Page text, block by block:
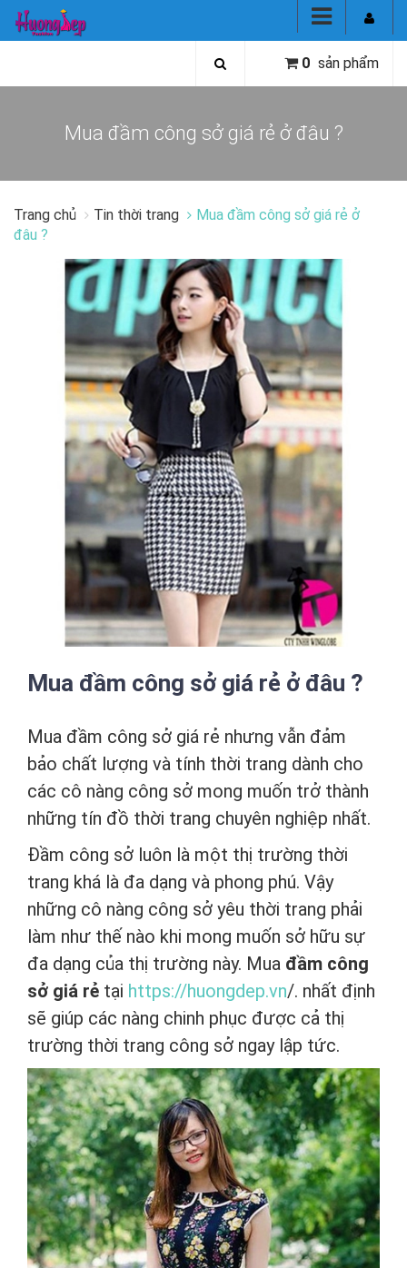
0 sản phẩm
Mua đầm công sở giá rẻ ở đâu ?
Trang chủ Tin thời trang
Mua đầm công sở giá rẻ ở
đâu ?
Mua đầm công sở giá rẻ ở đâu ?
Mua đầm công sở giá rẻ nhưng vẫn đảm
bảo chất lượng và tính thời trang dành cho
các cô nàng công sở mong muốn trở thành
những tín đồ thời trang chuyên nghiệp nhất.
Đầm công sở luôn là một thị trường thời
trang khá là đa dạng và phong phú. Vậy
những cô nàng công sở yêu thời trang phải
làm như thế nào khi mong muốn sở hữu sự
đa dạng của thị trường này. Mua đầm công
sở giá rẻ tại https://huongdep.vn/. nhất định
sẽ giúp các nàng chinh phục được cả thị
trường thời trang công sở ngay lập tức.